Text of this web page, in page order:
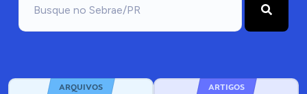
ARQUIVOS ARTIGOS